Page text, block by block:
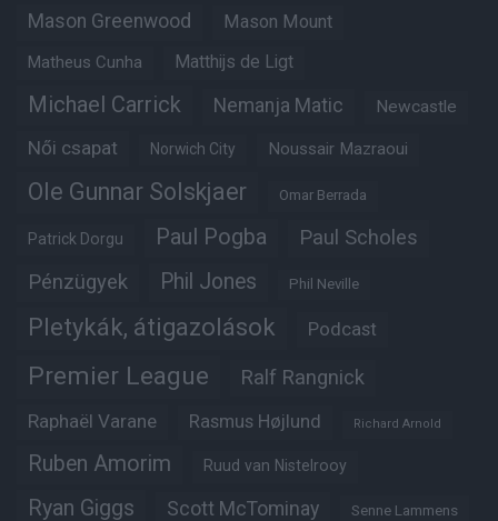
Mason Greenwood Mason Mount
Matheus Cunha Matthijs de Ligt
Michael Carrick Nemanja Matic Newcastle
Női csapat Norwich City Noussair Mazraoui
Ole Gunnar Solskjaer Omar Berrada
Patrick Dorgu Paul Pogba Paul Scholes
Pénzügyek Phil Jones Phil Neville
Pletykák, átigazolások Podcast
Premier League Ralf Rangnick
Raphaël Varane Rasmus Højlund Richard Arnold
Ruben Amorim Ruud van Nistelrooy
Ryan Giggs Scott McTominay Senne Lammens